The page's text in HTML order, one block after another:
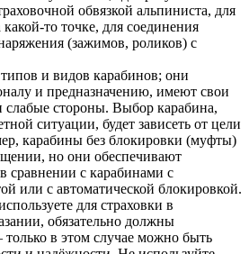
обвязкой альпиниста, для
то точке, для соединения
(зажимов, роликов) с
и видов карабинов; они
и предназначению, имеют свои
слабые стороны. Выбор карабина,
ситуации, будет зависеть от цели
карабины без блокировки (муфты)
но они обеспечивают
сравнении с карабинами с
или с автоматической блокировкой.
для страховки в
обязательно должны
в этом случае можно быть